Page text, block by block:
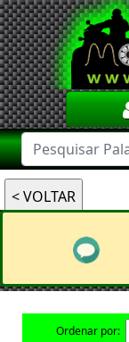
Ordenar por: